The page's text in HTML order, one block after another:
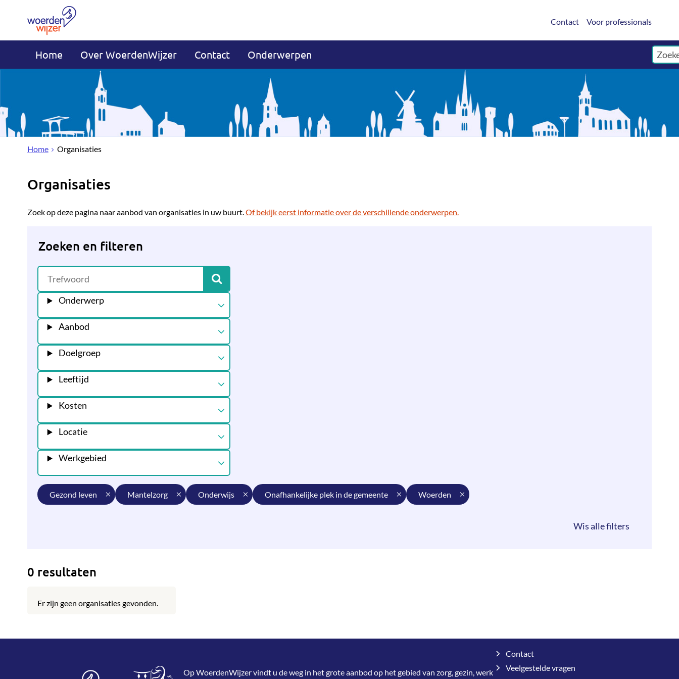
Contact Voor professionals
Home Over WoerdenWijzer Contact Onderwerpen
Home Organisaties
Organisaties
Zoek op deze pagina naar aanbod van organisaties in uw buurt.Of bekijk eerst informatie over de verschillende onderwerpen.
Zoeken en filteren
Onderwerp
Aanbod
Doelgroep
Leeftijd
Kosten
Locatie
Werkgebied
gezond leven mantelzorg onderwijs onafhankelijke plek in de gemeente woerden
0 resultaten
Er zijn geen organisaties gevonden.
Op WoerdenWijzer vindt u de weg in het grote aanbod op het gebied van zorg, gezin, werk
Contact
Veelgestelde vragen